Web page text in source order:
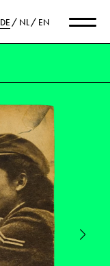
DE NL EN